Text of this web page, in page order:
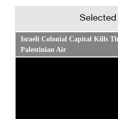
Israeli Colonial Capital Kills
Palestinian Air